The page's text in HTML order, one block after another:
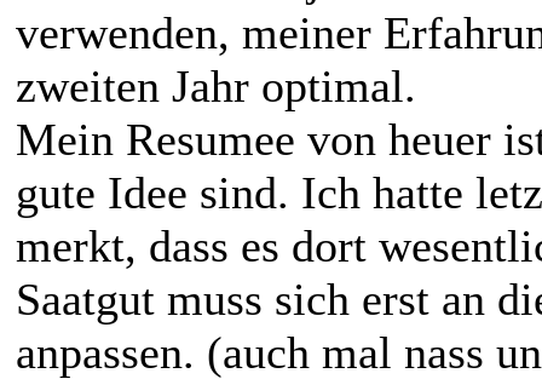
verwenden, meiner
zweiten Jahr optimal.
Mein Resumee von heuer
gute Idee sind. Ich hatte
merkt, dass es dort
Saatgut muss sich erst an
anpassen. (auch mal nass